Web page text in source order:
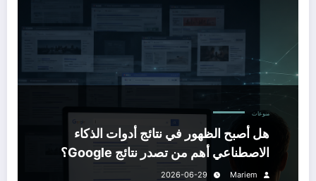
منوعات
هل أصبح الظهور في نتائج أدوات الذكاء
الاصطناعي أهم من تصدر نتائج Google؟
Mariem
2026-06-29